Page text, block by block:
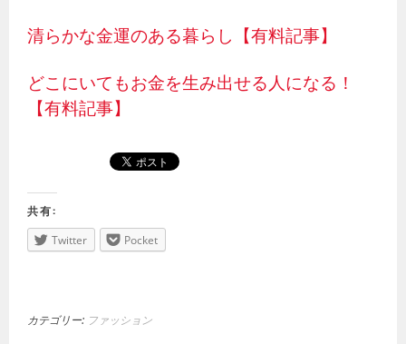
清らかな金運のある暮らし【有料記事】
どこにいてもお金を生み出せる人になる！
【有料記事】
共有:
Twitter
Pocket
カテゴリー: ファッション